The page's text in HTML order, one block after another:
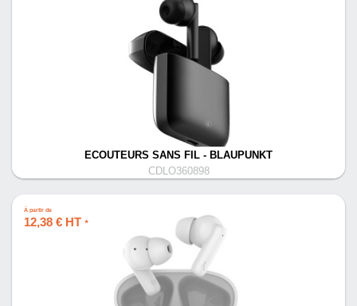
ECOUTEURS SANS FIL - BLAUPUNKT
CDLO360898
À partir de
12,38 € HT *